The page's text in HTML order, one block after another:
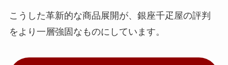
こうした革新的な商品展開が、銀座千疋屋の評判
をより一層強固なものにしています。